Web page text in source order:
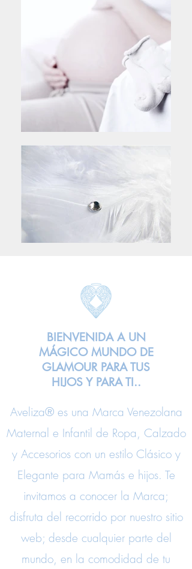
BIENVENIDA A UN
MÁGICO MUNDO DE
GLAMOUR PARA TUS
HIJOS Y PARA TI..
Aveliza® es una Marca Venezolana
Maternal e Infantil de Ropa, Calzado
y Accesorios con un estilo Clásico y
Elegante para Mamás e hijos. Te
invitamos a conocer la Marca;
disfruta del recorrido por nuestro sitio
web; desde cualquier parte del
mundo, en la comodidad de tu